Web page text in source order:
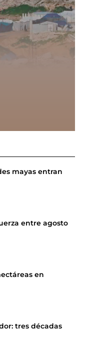
mayas entran
entre agosto
en
tres décadas